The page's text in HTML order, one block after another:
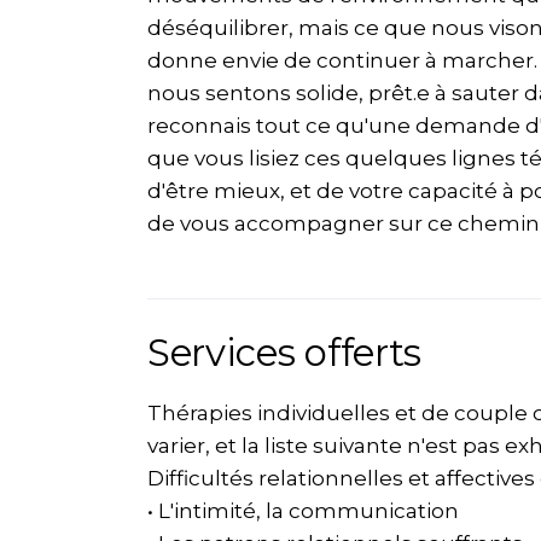
déséquilibrer, mais ce que nous
donne envie de continuer à
nous sentons solide, prêt.e à sauter
reconnais tout ce qu'une demande
que vous lisiez ces quelques lignes
d'être mieux, et de votre capacité à
de vous accompagner sur ce
Services offerts
Thérapies individuelles et de
varier, et la liste suivante n'est pas
Difficultés relationnelles et affectives
• L'intimité, la communication